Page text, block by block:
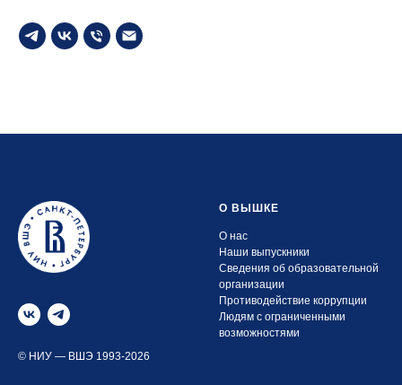
© НИУ — ВШЭ 1993-2026
О ВЫШКЕ
О нас
Наши выпускники
Сведения об образовательной
организации
Противодействие коррупции
Людям с ограниченными
возможностями